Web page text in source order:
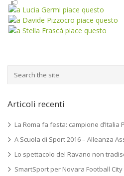
Articoli recenti
La Roma fa festa: campione d’Italia
A Scuola di Sport 2016 – Alleanza
Lo spettacolo del Ravano non
SmartSport per Novara Football City